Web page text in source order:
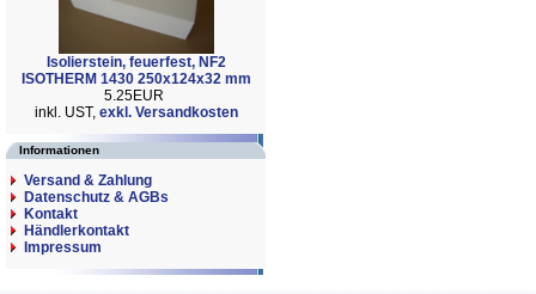
Isolierstein, feuerfest, NF2
ISOTHERM 1430 250x124x32 mm
5.25EUR
inkl. UST, exkl. Versandkosten
Informationen
Versand & Zahlung
Datenschutz & AGBs
Kontakt
Händlerkontakt
Impressum